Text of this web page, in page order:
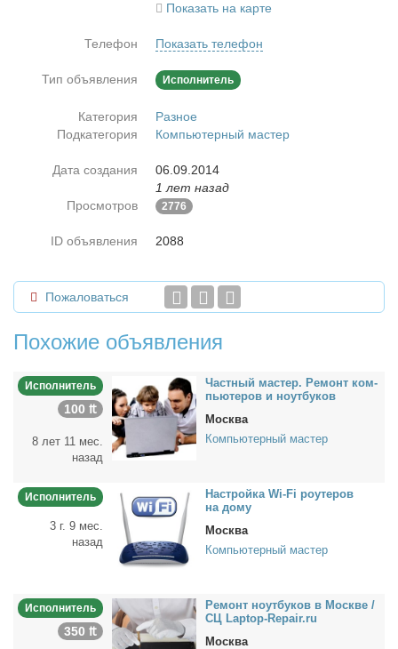
Показать на карте
Телефон Показать телефон
Тип объявления Исполнитель
Категория
Разное
Подкатегория
Компьютерный мастер
Дата создания
06.09.2014
1 лет назад
Просмотров
2776
ID объявления 2088
Пожаловаться
Похожие объявления
Исполнитель
100 ₶
8 лет 11 мес.
назад
Част­ный ма­стер. Ре­монт ком­
пью­те­ров и но­ут­бу­ков
Москва
Компьютерный мастер
Исполнитель
3 г. 9 мес.
назад
На­строй­ка Wi-Fi ро­у­те­ров
на до­му
Москва
Компьютерный мастер
Исполнитель
350 ₶
Ре­монт но­ут­бу­ков в Москве /
СЦ Laptop-Repair.ru
Москва